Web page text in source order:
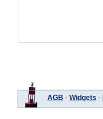
AGB · Widgets ·